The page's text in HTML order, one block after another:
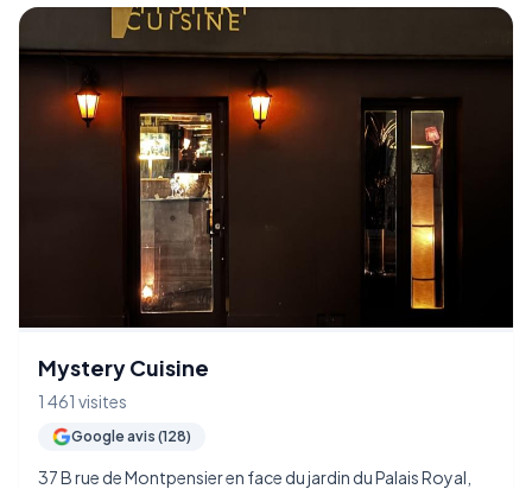
Mystery Cuisine
1 461 visites
Google avis (128)
37 B rue de Montpensier en face du jardin du Palais Royal,